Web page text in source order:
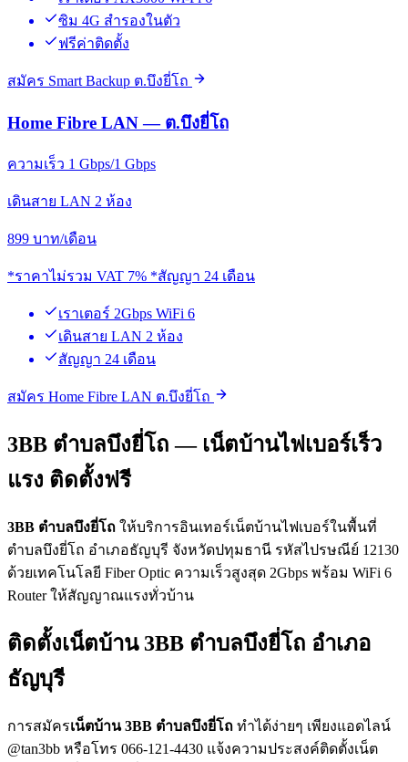
ซิม 4G สำรองในตัว
ฟรีค่าติดตั้ง
สมัคร Smart Backup ต.บึงยี่โถ
Home Fibre LAN — ต.บึงยี่โถ
ความเร็ว 1 Gbps/1 Gbps
เดินสาย LAN 2 ห้อง
899 บาท/เดือน
*ราคาไม่รวม VAT 7% *สัญญา 24 เดือน
เราเตอร์ 2Gbps WiFi 6
เดินสาย LAN 2 ห้อง
สัญญา 24 เดือน
สมัคร Home Fibre LAN ต.บึงยี่โถ
3BB ตำบลบึงยี่โถ — เน็ตบ้านไฟเบอร์เร็ว
แรง ติดตั้งฟรี
3BB ตำบลบึงยี่โถ ให้บริการอินเทอร์เน็ตบ้านไฟเบอร์ในพื้นที่
ตำบลบึงยี่โถ อำเภอธัญบุรี จังหวัดปทุมธานี รหัสไปรษณีย์ 12130
ด้วยเทคโนโลยี Fiber Optic ความเร็วสูงสุด 2Gbps พร้อม WiFi 6
Router ให้สัญญาณแรงทั่วบ้าน
ติดตั้งเน็ตบ้าน 3BB ตำบลบึงยี่โถ อำเภอ
ธัญบุรี
การสมัครเน็ตบ้าน 3BB ตำบลบึงยี่โถ ทำได้ง่ายๆ เพียงแอดไลน์
@tan3bb หรือโทร 066-121-4430 แจ้งความประสงค์ติดตั้งเน็ต